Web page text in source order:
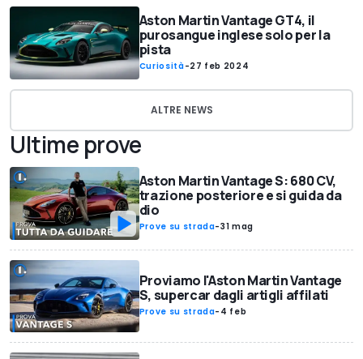
Aston Martin Vantage GT4, il
purosangue inglese solo per la
pista
Curiosità-27 feb 2024
ALTRE NEWS
Ultime prove
Aston Martin Vantage S: 680 CV,
trazione posteriore e si guida da
dio
Prove su strada-31 mag
Proviamo l'Aston Martin Vantage
S, supercar dagli artigli affilati
Prove su strada- 4 feb